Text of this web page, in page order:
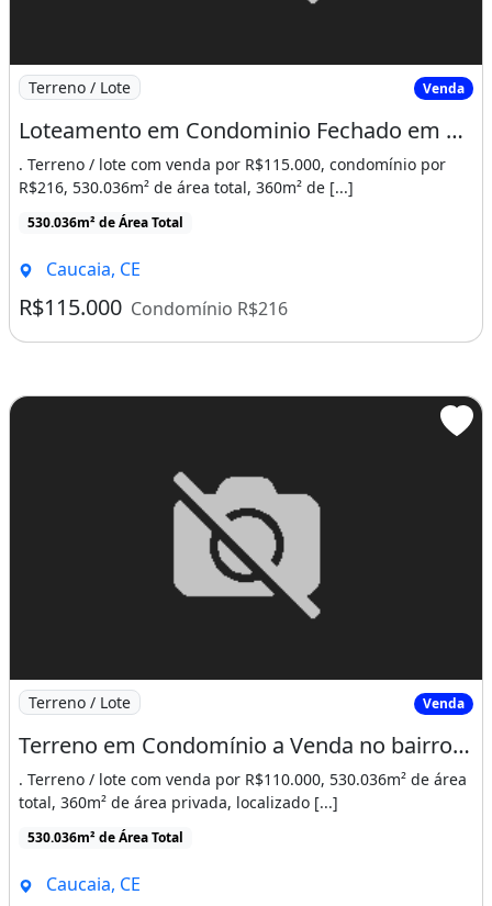
Imagem: Loteamento em Condominio Fechado em
Terreno / Lote Venda
Loteamento em Condominio Fechado em Caucaia Ceará - Fazenda
. Terreno / lote com venda por R$115.000, condomínio por
R$216, 530.036m² de área total, 360m² de [...]
530.036m² de Área Total
Caucaia, CE
R$115.000 Condomínio R$216
Imagem: Terreno em Condomínio a Venda no bairro
Terreno / Lote Venda
Terreno em Condomínio a Venda no bairro Icaraí - Caucaia, CE
. Terreno / lote com venda por R$110.000, 530.036m² de área
total, 360m² de área privada, localizado [...]
530.036m² de Área Total
Caucaia, CE